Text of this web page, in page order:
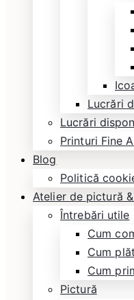
Lucrări
Lucrări
Printuri Fine
Blog
Politică
Atelier de pictură
Întrebări utile
Cum
Cum
Cum
Pictură